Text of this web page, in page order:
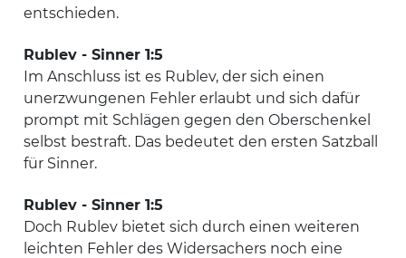
entschieden.
Rublev - Sinner 1:5
Im Anschluss ist es Rublev, der sich einen
unerzwungenen Fehler erlaubt und sich dafür
prompt mit Schlägen gegen den Oberschenkel
selbst bestraft. Das bedeutet den ersten Satzball
für Sinner.
Rublev - Sinner 1:5
Doch Rublev bietet sich durch einen weiteren
leichten Fehler des Widersachers noch eine